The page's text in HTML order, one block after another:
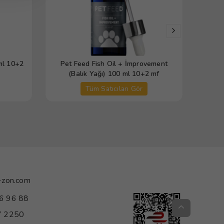
10+2
Pet Feed Fish Oil + İmprovement
(Balık Yağı) 100 ml 10+2 mf
Tüm Satıcıları Gör
96 88